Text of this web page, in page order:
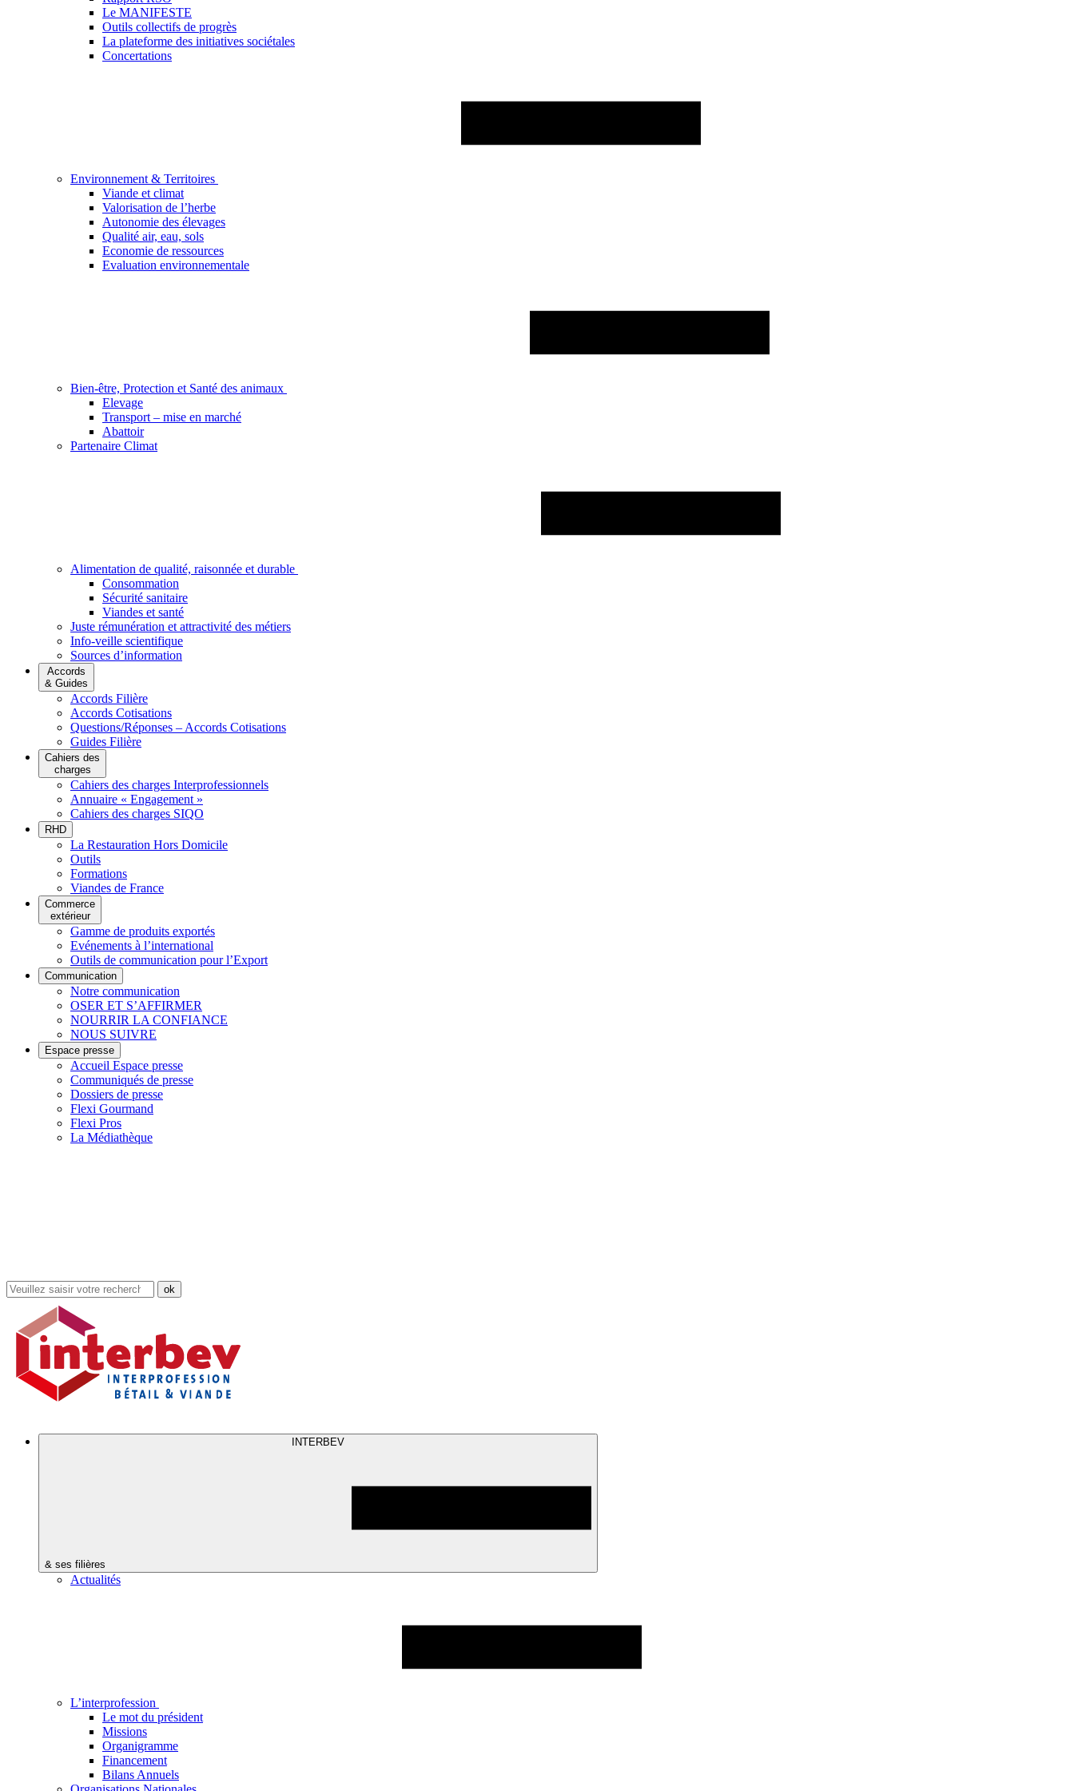
Le MANIFESTE
Outils collectifs de progrès
La plateforme des initiatives sociétales
Concertations
Environnement & Territoires
Viande et climat
Valorisation de l’herbe
Autonomie des élevages
Qualité air, eau, sols
Economie de ressources
Evaluation environnementale
Bien-être, Protection et Santé des animaux
Elevage
Transport – mise en marché
Abattoir
Partenaire Climat
Alimentation de qualité, raisonnée et durable
Consommation
Sécurité sanitaire
Viandes et santé
Juste rémunération et attractivité des métiers
Info-veille scientifique
Sources d’information
Accords
& Guides
Accords Filière
Accords Cotisations
Questions/Réponses – Accords Cotisations
Guides Filière
Cahiers des
charges
Cahiers des charges Interprofessionnels
Annuaire « Engagement »
Cahiers des charges SIQO
RHD
La Restauration Hors Domicile
Outils
Formations
Viandes de France
Commerce
extérieur
Gamme de produits exportés
Evénements à l’international
Outils de communication pour l’Export
Communication
Notre communication
OSER ET S’AFFIRMER
NOURRIR LA CONFIANCE
NOUS SUIVRE
Espace presse
Accueil Espace presse
Communiqués de presse
Dossiers de presse
Flexi Gourmand
Flexi Pros
La Médiathèque
Rechercher
dans
site
INTERBEV
& ses filières
Actualités
L’interprofession
Le mot du président
Missions
Organigramme
Financement
Bilans Annuels